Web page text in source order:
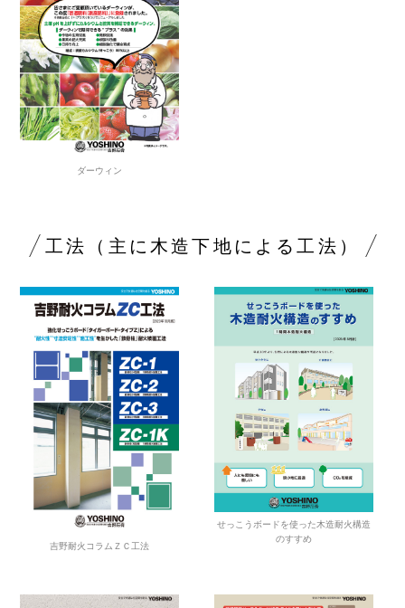
ダーウィン
工法（主に木造下地による工法）
吉野耐火コラムＺＣ工法
せっこうボードを使った木造耐火構造
のすすめ